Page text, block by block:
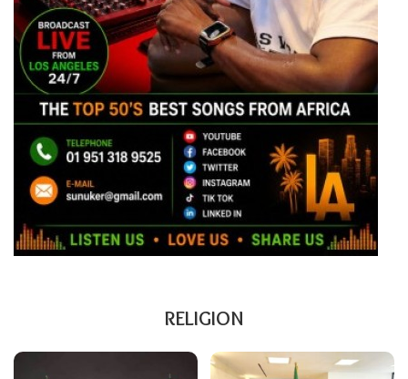
RELIGION